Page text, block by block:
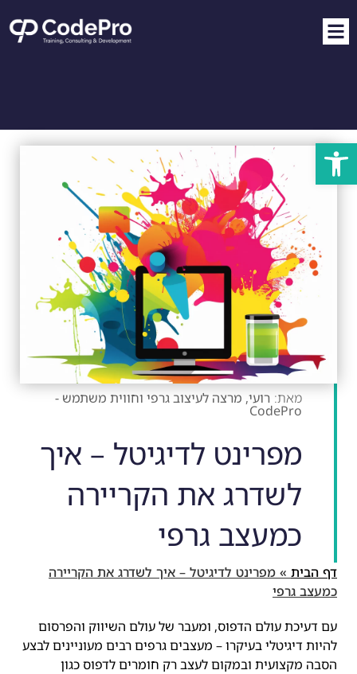
פתח סרגל נגישות
רועי, מרצה לעיצוב גרפי וחווית משתמש -
CodePro
מפרינט לדיגיטל – איך
לשדרג את הקריירה
כמעצב גרפי
דף הבית » מפרינט לדיגיטל – איך לשדרג את הקריירה
כמעצב גרפי
עם דעיכת עולם הדפוס, ומעבר של עולם השיווק והפרסום
להיות דיגיטלי בעיקרו – מעצבים גרפים רבים מעוניינים לבצע
הסבה מקצועית ובמקום לעצב רק חומרים לדפוס כגון